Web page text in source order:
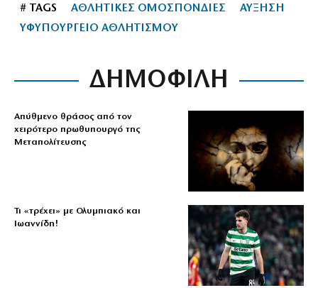
# TAGS ΑΘΛΗΤΙΚΕΣ ΟΜΟΣΠΟΝΔΙΕΣ
ΑΥΞΗΣΗ
ΥΦΥΠΟΥΡΓΕΙΟ ΑΘΛΗΤΙΣΜΟΥ
ΔΗΜΟΦΙΛΗ
Απύθμενο θράσος από τον
χειρότερο πρωθυπουργό της
Μεταπολίτευσης
Τι «τρέχει» με Ολυμπιακό και
Ιωαννίδη!